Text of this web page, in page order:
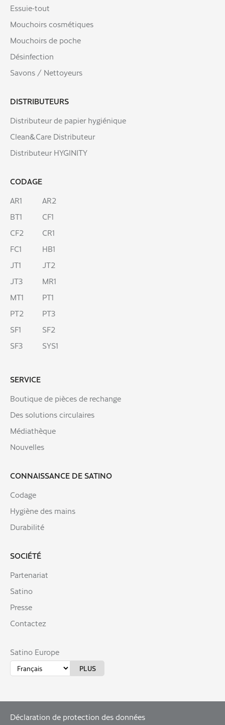
Essuie-tout
Mouchoirs cosmétiques
Mouchoirs de poche
Désinfection
Savons / Nettoyeurs
DISTRIBUTEURS
Distributeur de papier hygiénique
Clean&Care Distributeur
Distributeur HYGINITY
CODAGE
AR1
AR2
BT1
CF1
CF2
CR1
FC1
HB1
JT1
JT2
JT3
MR1
MT1
PT1
PT2
PT3
SF1
SF2
SF3
SYS1
SERVICE
Boutique de pièces de rechange
Des solutions circulaires
Médiathèque
Nouvelles
CONNAISSANCE DE SATINO
Codage
Hygiène des mains
Durabilité
SOCIÉTÉ
Partenariat
Satino
Presse
Contactez
Satino Europe
Déclaration de protection des données